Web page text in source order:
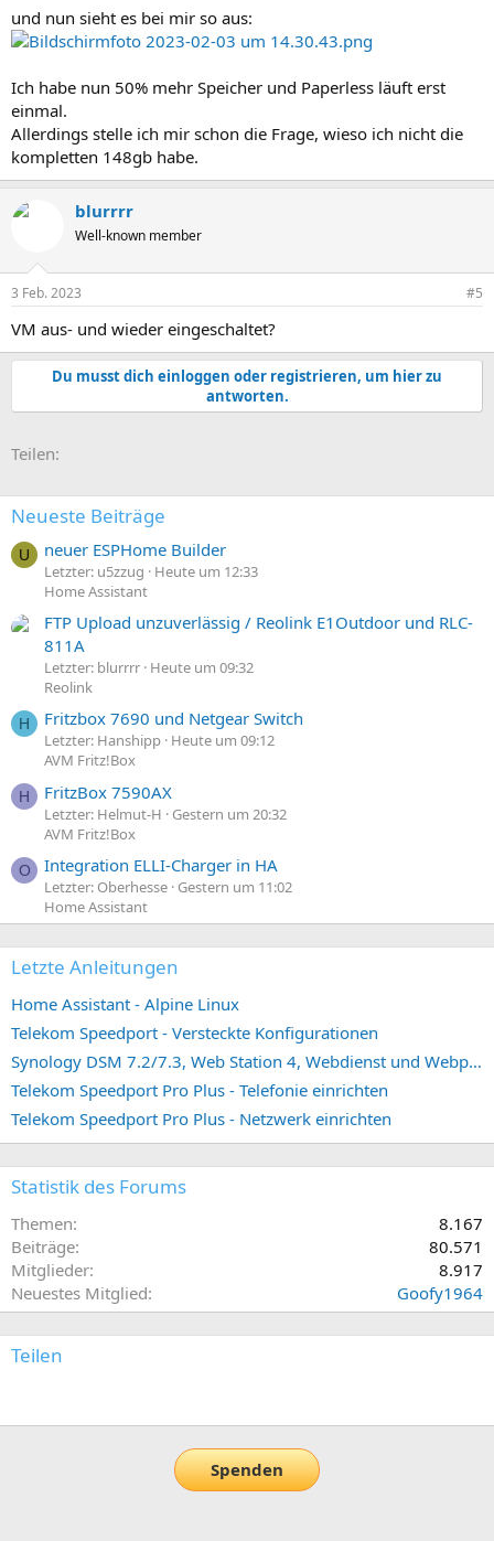
und nun sieht es bei mir so aus:
Ich habe nun 50% mehr Speicher und Paperless läuft erst
einmal.
Allerdings stelle ich mir schon die Frage, wieso ich nicht die
kompletten 148gb habe.
blurrrr
Well-known member
3 Feb. 2023 #5
VM aus- und wieder eingeschaltet?
Du musst dich einloggen oder registrieren, um hier zu
antworten.
Teilen:
Neueste Beiträge
U neuer ESPHome Builder
Letzter: u5zzug
Heute um 12:33
Home Assistant
FTP Upload unzuverlässig / Reolink E1Outdoor und RLC-
811A
Letzter: blurrrr Heute um 09:32
Reolink
H Fritzbox 7690 und Netgear Switch
Letzter: Hanshipp Heute um 09:12
AVM Fritz!Box
H FritzBox 7590AX
Letzter: Helmut-H
Gestern um 20:32
AVM Fritz!Box
O Integration ELLI-Charger in HA
Letzter: Oberhesse Gestern um 11:02
Home Assistant
Letzte Anleitungen
Home Assistant - Alpine Linux
Telekom Speedport - Versteckte Konfigurationen
Synology DSM 7.2/7.3, Web Station 4, Webdienst und Webportal erstellen (ehemals vHost)
Telekom Speedport Pro Plus - Telefonie einrichten
Telekom Speedport Pro Plus - Netzwerk einrichten
Statistik des Forums
Themen
8.167
Beiträge
80.571
Mitglieder
8.917
Neuestes Mitglied
Goofy1964
Teilen
Spenden